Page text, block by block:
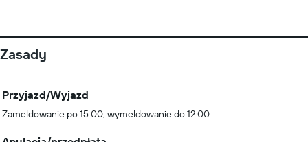
Zasady
Przyjazd/Wyjazd
Zameldowanie po 15:00, wymeldowanie do 12:00